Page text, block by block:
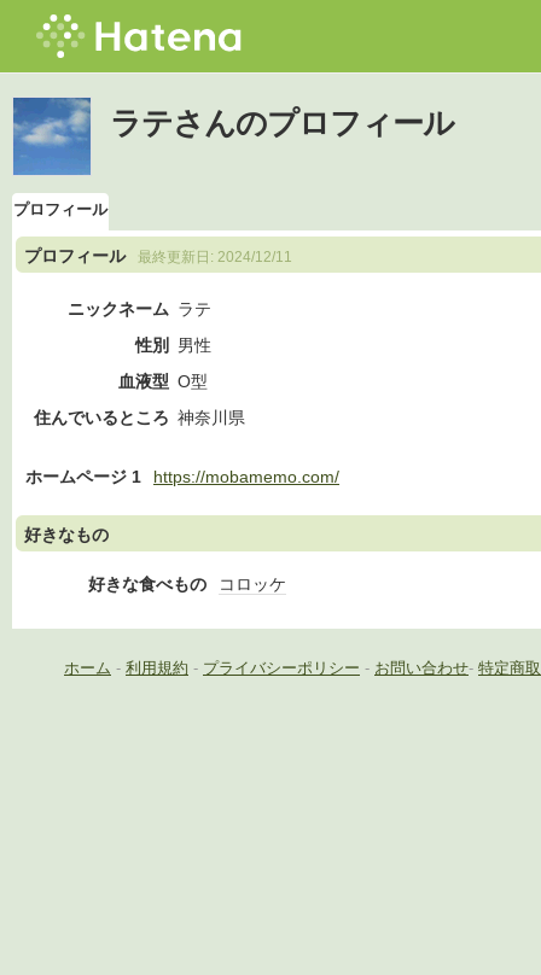
ラテさんのプロフィール
プロフィール
プロフィール 最終更新日: 2024/12/11
ニックネーム ラテ
性別
男性
血液型 O型
住んでいるところ 神奈川県
ホームページ 1 https://mobamemo.com/
好きなもの
好きな食べもの コロッケ
ホーム - 利用規約 - プライバシーポリシー - お問い合わせ- 特定商